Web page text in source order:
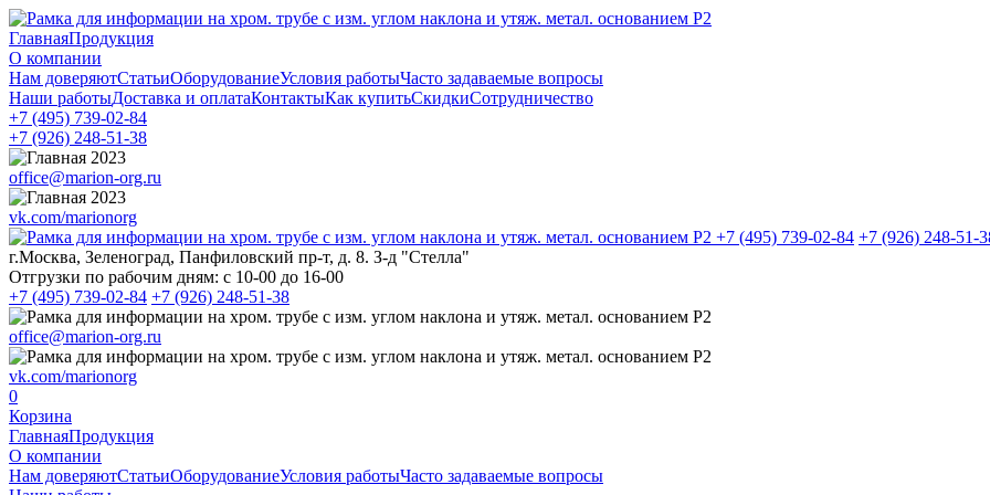
ГлавнаяПродукция
О компании
Нам доверяютСтатьиОборудованиеУсловия работыЧасто задаваемые вопросы
Наши работыДоставка и оплатаКонтактыКак купитьСкидкиСотрудничество
+7 (495) 739-02-84
+7 (926) 248-51-38
office@marion-org.ru
vk.com/marionorg
+7 (495) 739-02-84 +7 (926) 248-51-
г.Москва, Зеленоград, Панфиловский пр-т, д. 8. З-д "Стелла"
Отгрузки по рабочим дням: с 10-00 до 16-00
+7 (495) 739-02-84 +7 (926) 248-51-38
office@marion-org.ru
vk.com/marionorg
0
Корзина
ГлавнаяПродукция
О компании
Нам доверяютСтатьиОборудованиеУсловия работыЧасто задаваемые вопросы